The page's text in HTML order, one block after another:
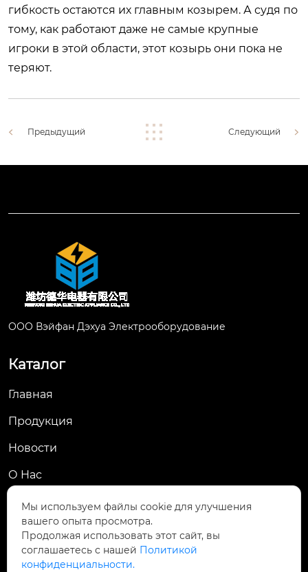
гибкость остаются их главным козырем. А судя по
тому, как работают даже не самые крупные
игроки в этой области, этот козырь они пока не
теряют.
Предыдущий Следующий
ООО Вэйфан Дэхуа Электрооборудование
Каталог
Главная
Продукция
Новости
О Hас
Контакты
Контакты

Деревня Гуаньцзячжуан, улица Ванлю, район
Мы используем файлы cookie для улучшения
вашего опыта просмотра.
Продолжая использовать этот сайт, вы
соглашаетесь с нашей Политикой
конфиденциальности.